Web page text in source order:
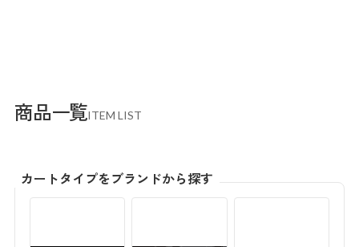
商品一覧ITEM LIST
カートタイプをブランドから探す